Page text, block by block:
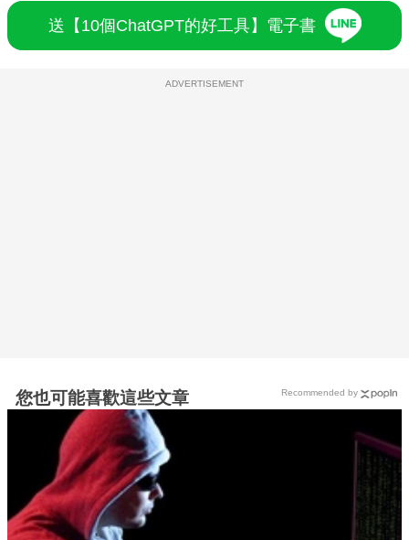
送【10個ChatGPT的好工具】電子書
ADVERTISEMENT
您也可能喜歡這些文章 Recommended by